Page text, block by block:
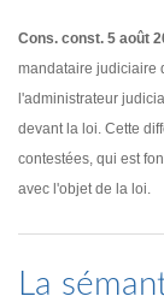
Cons. const. 5 août
mandataire judiciaire
l'administrateur
devant la loi. Cette
contestées, qui est
avec l'objet de la loi.
La